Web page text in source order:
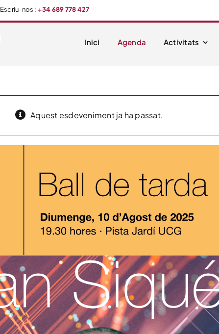
Escriu-nos : +34 689 778 427
Inici Agenda Activitats
Aquest esdeveniment ja ha passat.